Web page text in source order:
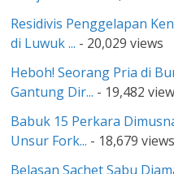
Residivis Penggelapan
di Luwuk ... - 20,029 views
Heboh! Seorang Pria di
Gantung Dir... - 19,482
Babuk 15 Perkara
Unsur Fork... - 18,679 views
Belasan Sachet Sabu